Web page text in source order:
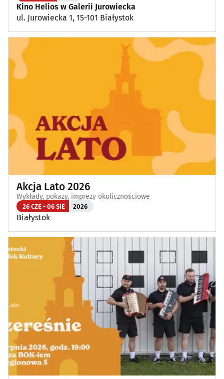
Kino Helios w Galerii Jurowiecka
ul. Jurowiecka 1, 15-101 Białystok
Akcja Lato 2026
Wykłady, pokazy, imprezy okolicznościowe
26 CZE - 06 SIE 2026
Białystok